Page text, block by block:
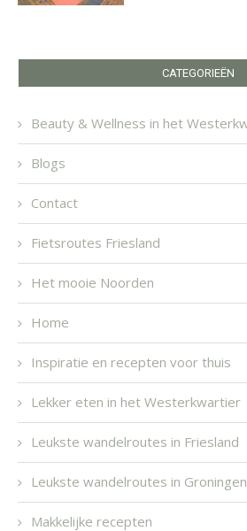
CATEGORIEËN
Beauty & Wellness in het
Blogs
Contact
Fietsroutes Friesland
Het mooie Noorden
Home
Inspiratie en recepten voor thuis
Lekker eten in het Westerkwartier
Leukste wandelroutes in Friesland
Leukste wandelroutes in Groningen
Makkelijke recepten